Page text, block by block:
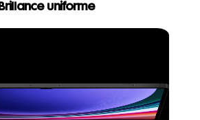
Brillance uniforme